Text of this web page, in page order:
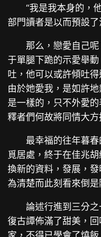
“我是我本身的，
部門讀者是以而預設
那么，戀愛自己
于單腿下跪的示愛舉
吐，他可以或許傾吐
由於她愛我，是如許
是一樣的，只不外愛
釋者們何故將同情大
最幸福的往年暮
覓居處，終于在佳兆
換新的資料，發展，
為清楚而此刻看來倒是
論述行進到三分
復古譚佈滿了甜美，